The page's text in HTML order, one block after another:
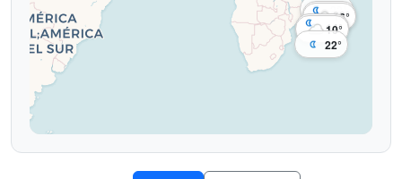
22°
22°
14°
16°
22°
10°